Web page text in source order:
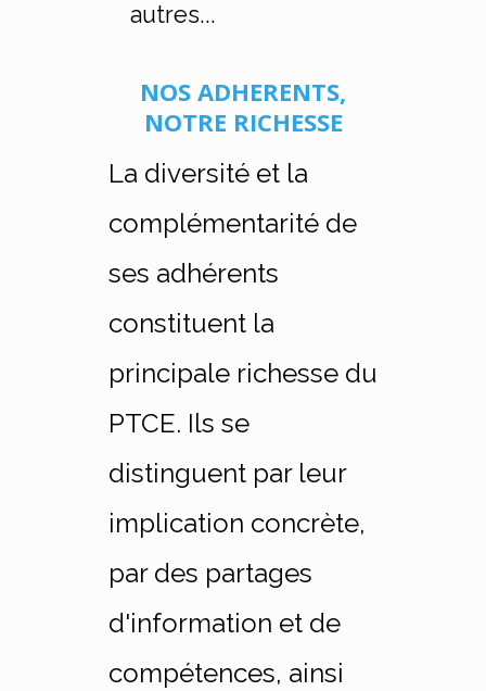
autres...
NOS ADHERENTS,
NOTRE RICHESSE
La diversité et la
complémentarité de
ses adhérents
constituent la
principale richesse du
PTCE. Ils se
distinguent par leur
implication concrète,
par des partages
d'information et de
compétences, ainsi